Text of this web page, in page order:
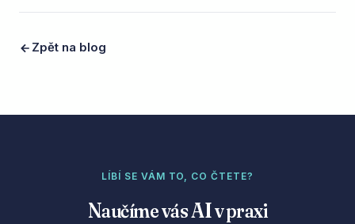
Zpět na blog
LÍBÍ SE VÁM TO, CO ČTETE?
Naučíme vás AI v praxi